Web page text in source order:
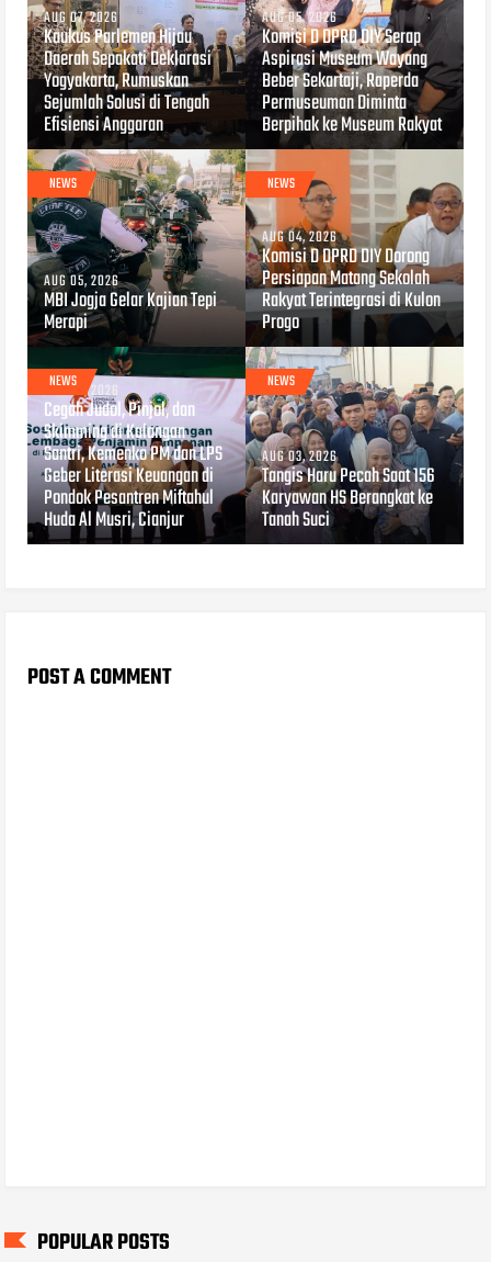
AUG 07, 2026
Kaukus Parlemen Hijau
Daerah Sepakati Deklarasi
Yogyakarta, Rumuskan
Sejumlah Solusi di Tengah
Efisiensi Anggaran
AUG 05, 2026
Komisi D DPRD DIY Serap
Aspirasi Museum Wayang
Beber Sekartaji, Raperda
Permuseuman Diminta
Berpihak ke Museum Rakyat
NEWS
AUG 05, 2026
MBI Jogja Gelar Kajian Tepi
Merapi
NEWS
AUG 04, 2026
Komisi D DPRD DIY Dorong
Persiapan Matang Sekolah
Rakyat Terintegrasi di Kulon
Progo
NEWS
AUG 04, 2026
Cegah Judol, Pinjol, dan
Skimming di Kalangan
Santri, Kemenko PM dan LPS
Geber Literasi Keuangan di
Pondok Pesantren Miftahul
Huda Al Musri, Cianjur
NEWS
AUG 03, 2026
Tangis Haru Pecah Saat 156
Karyawan HS Berangkat ke
Tanah Suci
POST A COMMENT
POPULAR POSTS